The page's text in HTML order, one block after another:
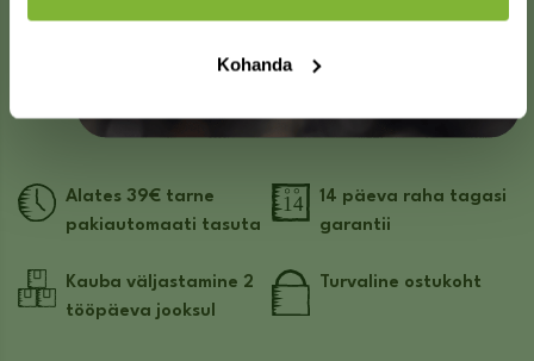
Kohanda
Alates 39€ tarne
pakiautomaati tasuta
14 päeva raha tagasi
garantii
Kauba väljastamine 2
tööpäeva jooksul
Turvaline ostukoht